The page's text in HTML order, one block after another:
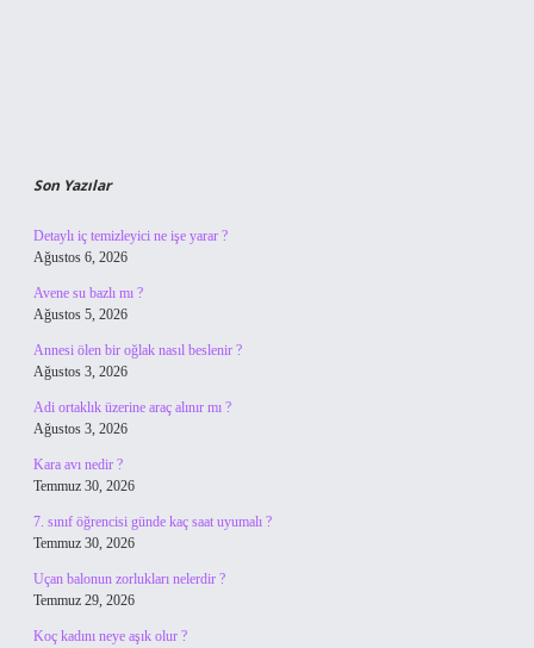
Son Yazılar
Detaylı iç temizleyici ne işe yarar ?
Ağustos 6, 2026
Avene su bazlı mı ?
Ağustos 5, 2026
Annesi ölen bir oğlak nasıl beslenir ?
Ağustos 3, 2026
Adi ortaklık üzerine araç alınır mı ?
Ağustos 3, 2026
Kara avı nedir ?
Temmuz 30, 2026
7. sınıf öğrencisi günde kaç saat uyumalı ?
Temmuz 30, 2026
Uçan balonun zorlukları nelerdir ?
Temmuz 29, 2026
Koç kadını neye aşık olur ?